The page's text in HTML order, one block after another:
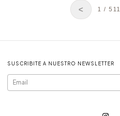
< 1 / 511
SUSCRIBITE A NUESTRO NEWSLETTER